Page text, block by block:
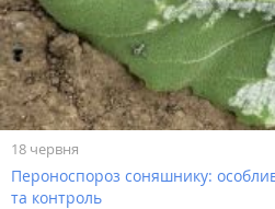
18 червня
Пероноспороз соняшнику:
та контроль